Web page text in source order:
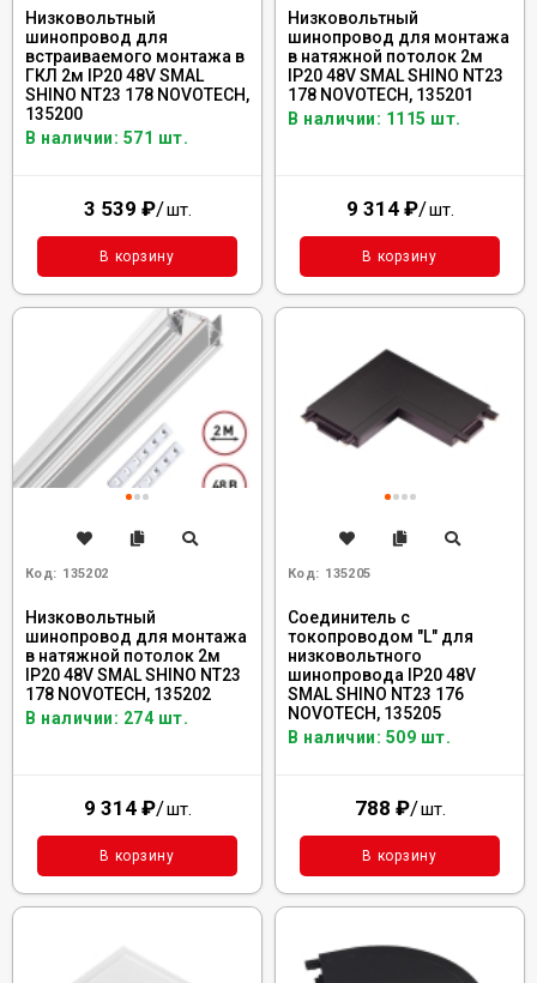
Низковольтный
шинопровод для
встраиваемого монтажа в
ГКЛ 2м IP20 48V SMAL
SHINO NT23 178 NOVOTECH,
135200
В наличии: 571 шт.
3 539 ₽/шт.
В корзину
Низковольтный
шинопровод для монтажа
в натяжной потолок 2м
IP20 48V SMAL SHINO NT23
178 NOVOTECH, 135201
В наличии: 1115 шт.
9 314 ₽/шт.
В корзину
Код: 135202
Низковольтный
шинопровод для монтажа
в натяжной потолок 2м
IP20 48V SMAL SHINO NT23
178 NOVOTECH, 135202
В наличии: 274 шт.
9 314 ₽/шт.
В корзину
Код: 135205
Соединитель с
токопроводом "L" для
низковольтного
шинопровода IP20 48V
SMAL SHINO NT23 176
NOVOTECH, 135205
В наличии: 509 шт.
788 ₽/шт.
В корзину